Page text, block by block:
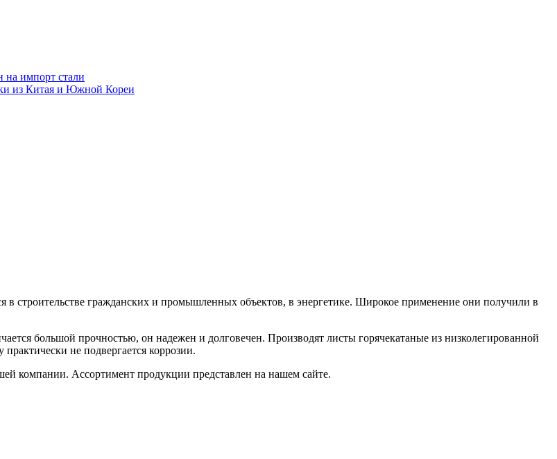
импорт стали
из Китая и Южной Кореи
в строительстве гражданских и промышленных объектов, в энергетике. Широкое применение они получили в
большой прочностью, он надежен и долговечен. Производят листы горячекатаные из низколегированной
не подвергается коррозии.
компании. Ассортимент продукции представлен на нашем сайте.